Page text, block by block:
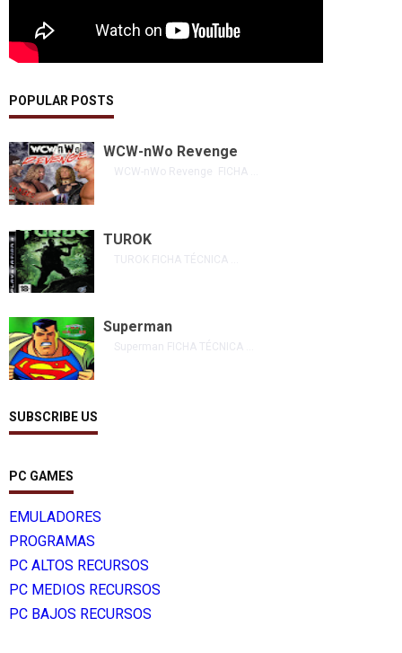
POPULAR POSTS
WCW-nWo Revenge
WCW-nWo Revenge FICHA ...
TUROK
TUROK FICHA TÉCNICA ...
Superman
Superman FICHA TÉCNICA ...
SUBSCRIBE US
PC GAMES
EMULADORES
PROGRAMAS
PC ALTOS RECURSOS
PC MEDIOS RECURSOS
PC BAJOS RECURSOS